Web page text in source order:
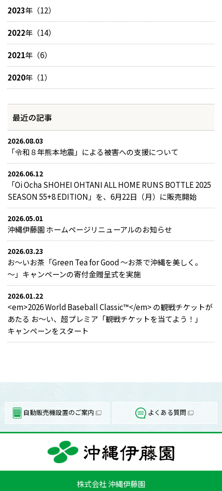
2023年（12）
2022年（14）
2021年（6）
2020年（1）
最近の記事
2026.08.03
「令和８年熊本地震」による被害への支援について
2026.06.12
「Oi Ocha SHOHEI OHTANI ALL HOME RUNS BOTTLE 2025
SEASON 55+8 EDITION」を、6月22日（月）に販売開始
2026.05.01
沖縄伊藤園 ホームページリニューアルのお知らせ
2026.03.23
お～いお茶「Green Tea for Good ～お茶で沖縄を美しく。
～」キャンペーンの寄付金贈呈式を実施
2026.01.22
<em>2026 World Baseball Classic™</em> の観戦チケットが
あたる お～い、超プレミア「観戦チケットを当てよう！」
キャンペーンをスタート
自動販売機設置のご案内 よくある質問
株式会社 沖縄伊藤園